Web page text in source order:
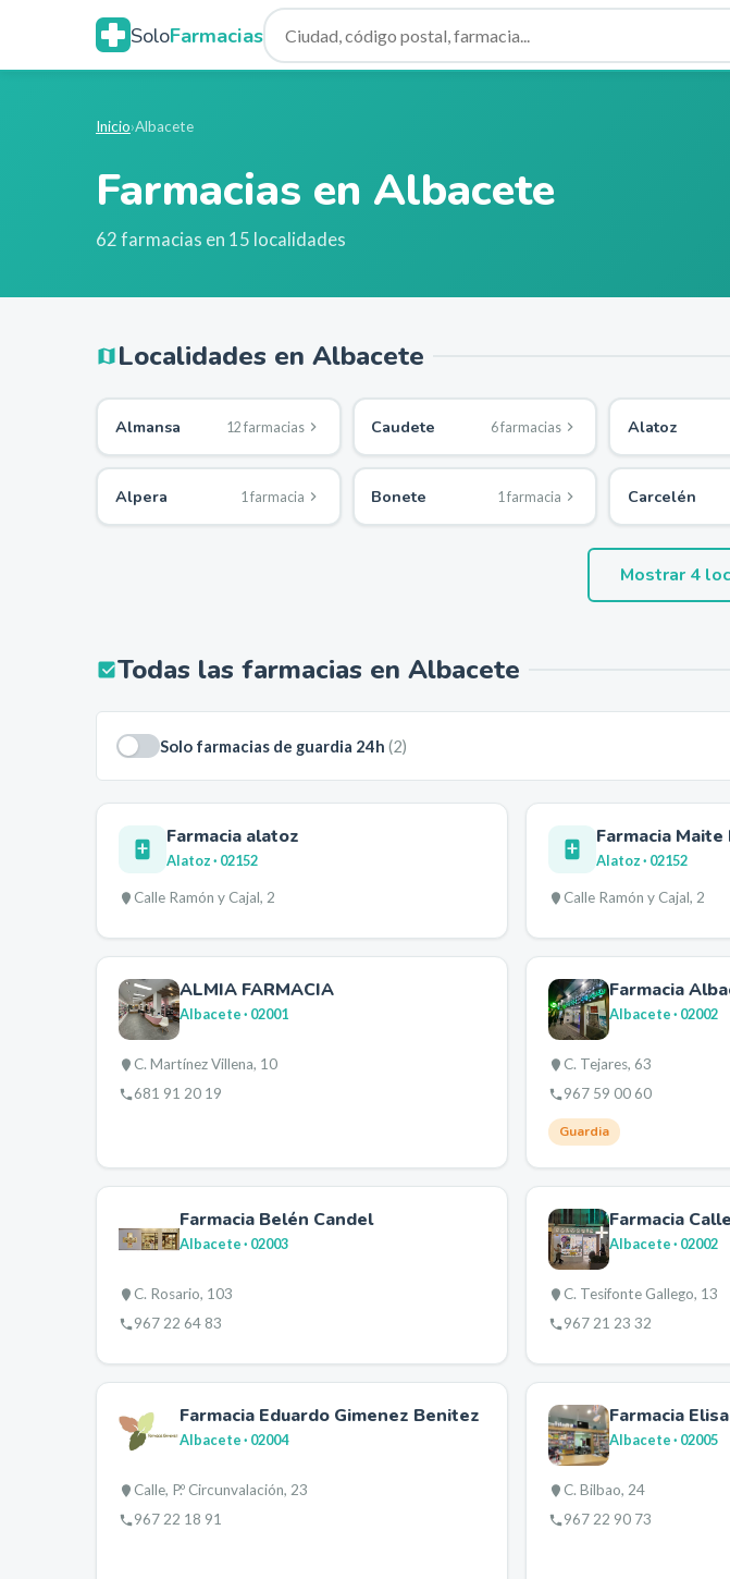
SoloFarmacias
Inicio›Albacete
Farmacias en Albacete
62farmacias en 15 localidades
Localidades en Albacete
Almansa 12 farmacias Caudete 6farmacias Alatoz
Alpera 1 farmacia Bonete 1 farmacia Carcelén
Mostrar 4
Todas las farmacias en Albacete
Solo farmacias de guardia 24h (2)
Farmacia alatoz
Alatoz· 02152
Calle Ramón y Cajal, 2
Farmacia
Alatoz· 02152
Calle Ramón y Cajal, 2
ALMIA FARMACIA
Albacete· 02001
C. Martínez Villena, 10
681 91 20 19
Farmacia
Albacete· 02002
C. Tejares, 63
967 59 00 60
Guardia
Farmacia Belén Candel
Albacete· 02003
C. Rosario, 103
967 22 64 83
Farmacia
Albacete· 02002
C. Tesifonte Gallego, 13
967 21 23 32
Farmacia Eduardo Gimenez Benitez
Albacete· 02004
Calle, P.º Circunvalación, 23
967 22 18 91
Farmacia
Albacete· 02005
C. Bilbao, 24
967 22 90 73